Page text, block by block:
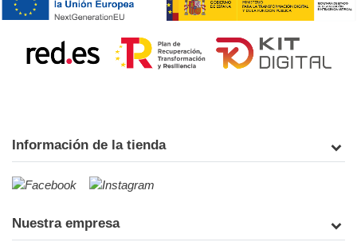
Información de la tienda
Nuestra empresa